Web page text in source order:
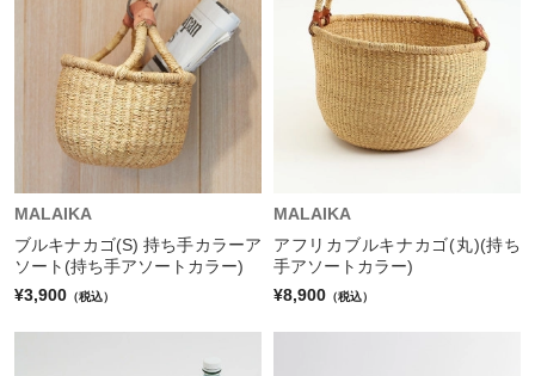
MALAIKA
ブルキナカゴ(S) 持ち手カラーア
ソート(持ち手アソートカラー)
¥3,900 （税込）
MALAIKA
アフリカブルキナカゴ(丸)(持ち
手アソートカラー)
¥8,900 （税込）